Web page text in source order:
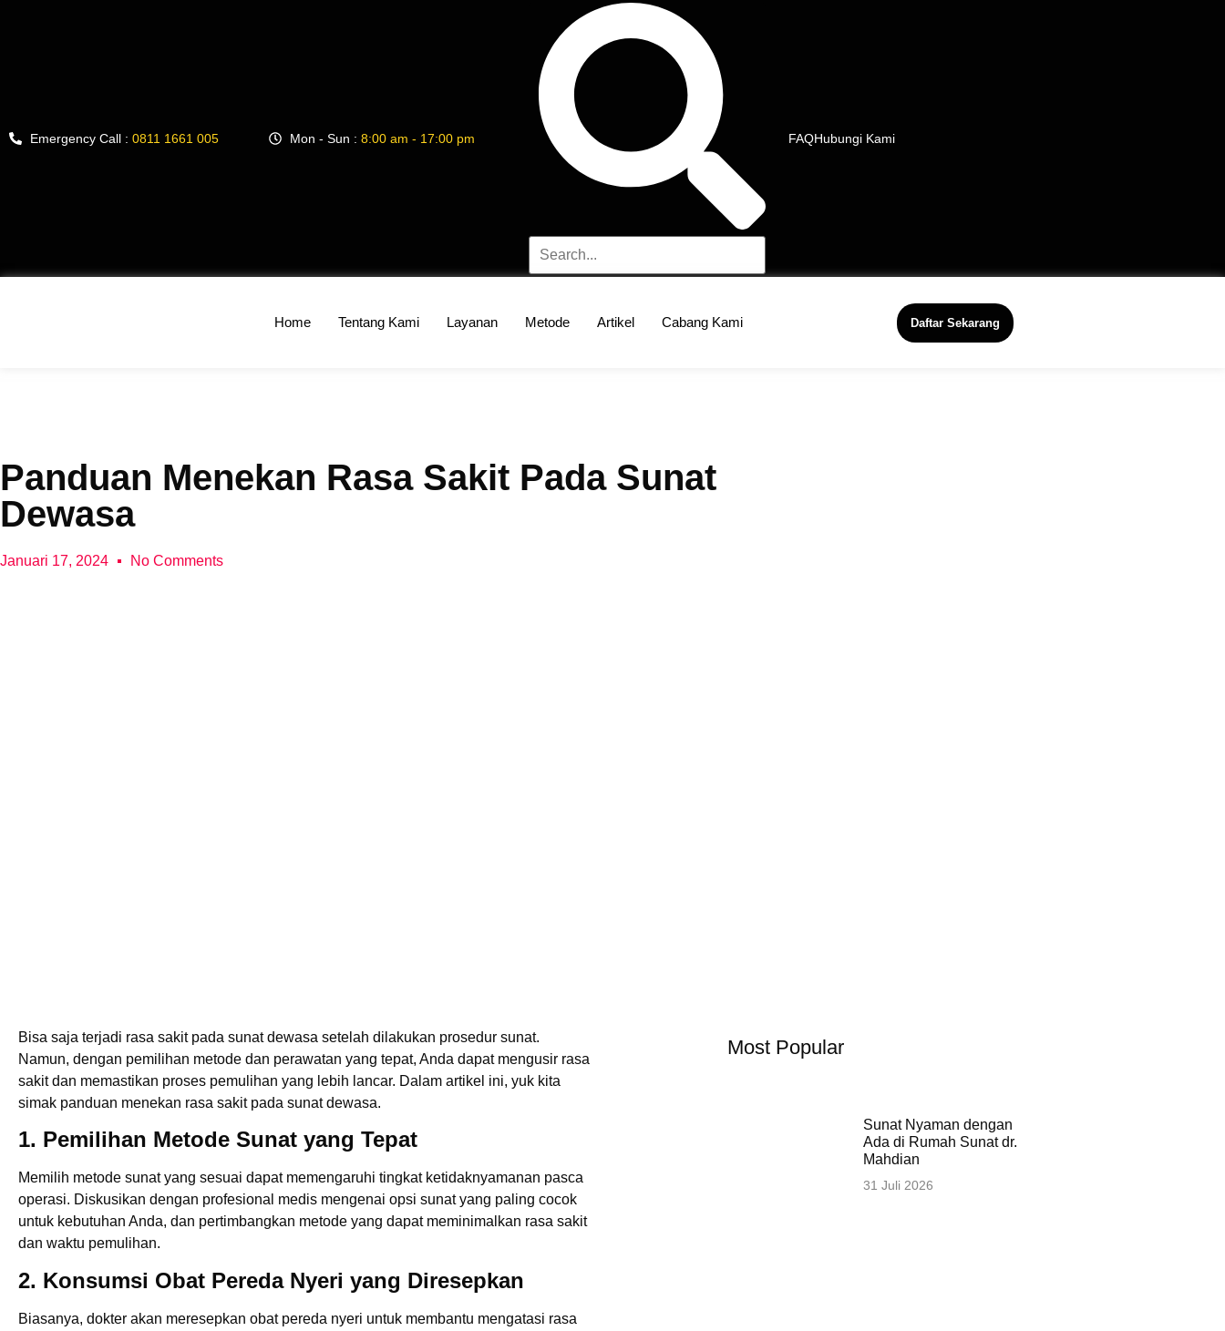
Emergency Call : 0811 1661 005 Mon - Sun : 8:00 am - 17:00 pm FAQHubungi Kami
Home Tentang Kami Layanan Metode Artikel Cabang Kami Daftar Sekarang
Panduan Menekan Rasa Sakit Pada Sunat
Dewasa
Januari 17, 2024 No Comments
Bisa saja terjadi rasa sakit pada sunat dewasa setelah dilakukan prosedur sunat.
Namun, dengan pemilihan metode dan perawatan yang tepat, Anda dapat mengusir rasa
sakit dan memastikan proses pemulihan yang lebih lancar. Dalam artikel ini, yuk kita
simak panduan menekan rasa sakit pada sunat dewasa.
1. Pemilihan Metode Sunat yang Tepat
Memilih metode sunat yang sesuai dapat memengaruhi tingkat ketidaknyamanan pasca
operasi. Diskusikan dengan profesional medis mengenai opsi sunat yang paling cocok
untuk kebutuhan Anda, dan pertimbangkan metode yang dapat meminimalkan rasa sakit
dan waktu pemulihan.
2. Konsumsi Obat Pereda Nyeri yang Diresepkan
Biasanya, dokter akan meresepkan obat pereda nyeri untuk membantu mengatasi rasa
Most Popular
Sunat Nyaman dengan
Ada di Rumah Sunat dr.
Mahdian
31 Juli 2026